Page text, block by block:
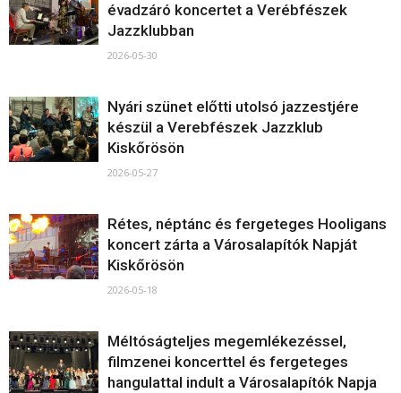
évadzáró koncertet a Verébfészek
Jazzklubban
2026-05-30
Nyári szünet előtti utolsó jazzestjére
készül a Verebfészek Jazzklub
Kiskőrösön
2026-05-27
Rétes, néptánc és fergeteges Hooligans
koncert zárta a Városalapítók Napját
Kiskőrösön
2026-05-18
Méltóságteljes megemlékezéssel,
filmzenei koncerttel és fergeteges
hangulattal indult a Városalapítók Napja